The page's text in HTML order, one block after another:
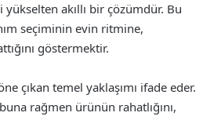
akıllı bir çözümdür. Bu
seçiminin evin ritmine,
göstermektir.
çıkan temel yaklaşımı ifade eder.
rağmen ürünün rahatlığını,